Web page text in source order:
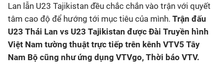
Lan lẫn U23 Tajikistan đều chắc chắn vào trận với quyết
tâm cao độ để hướng tới mục tiêu của mình. Trận đấu
U23 Thái Lan vs U23 Tajikistan được Đài Truyền hình
Việt Nam tường thuật trực tiếp trên kênh VTV5 Tây
Nam Bộ cũng như ứng dụng VTVgo, Thời báo VTV.